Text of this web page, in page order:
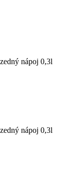
nápoj 0,3l
nápoj 0,3l